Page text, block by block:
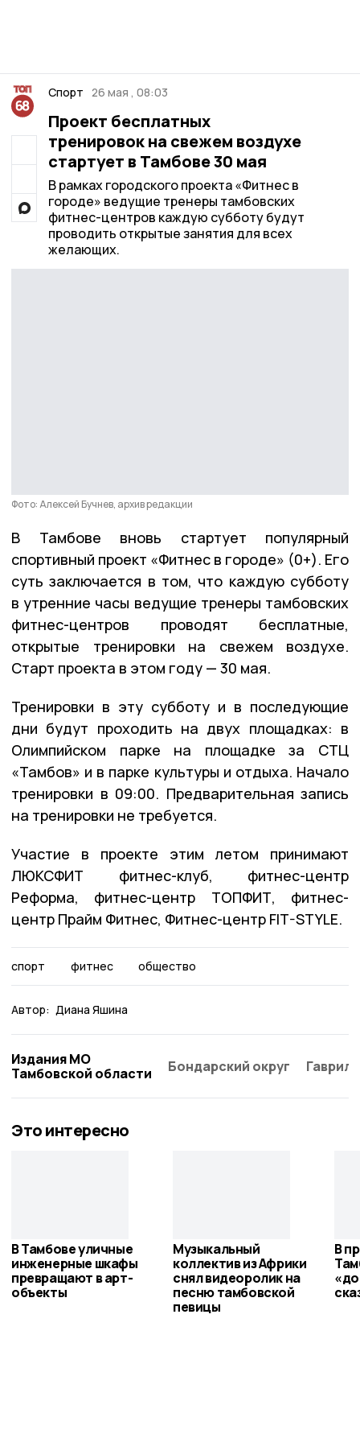
Спорт 26 мая , 08:03
Проект бесплатных
тренировок на свежем воздухе
стартует в Тамбове 30 мая
В рамках городского проекта «Фитнес в
городе» ведущие тренеры тамбовских
фитнес-центров каждую субботу будут
проводить открытые занятия для всех
желающих.
Фото: Алексей Бучнев, архив редакции
В Тамбове вновь стартует популярный
спортивный проект «Фитнес в городе» (0+). Его
суть заключается в том, что каждую субботу
в утренние часы ведущие тренеры тамбовских
фитнес-центров проводят бесплатные,
открытые тренировки на свежем воздухе.
Старт проекта в этом году — 30 мая.
Тренировки в эту субботу и в последующие
дни будут проходить на двух площадках: в
Олимпийском парке на площадке за СТЦ
«Тамбов» и в парке культуры и отдыха. Начало
тренировки в 09:00. Предварительная запись
на тренировки не требуется.
Участие в проекте этим летом принимают
ЛЮКСФИТ фитнес-клуб, фитнес-центр
Реформа, фитнес-центр ТОПФИТ, фитнес-
центр Прайм Фитнес, Фитнес-центр FIT-STYLE.
спорт фитнес общество
Автор: Диана Яшина
Издания МО
Тамбовской области
Бондарский округ
Это интересно
В Тамбове уличные
инженерные шкафы
превращают в арт-
объекты
Музыкальный
коллектив из Африки
снял видеоролик на
песню тамбовской
певицы
В